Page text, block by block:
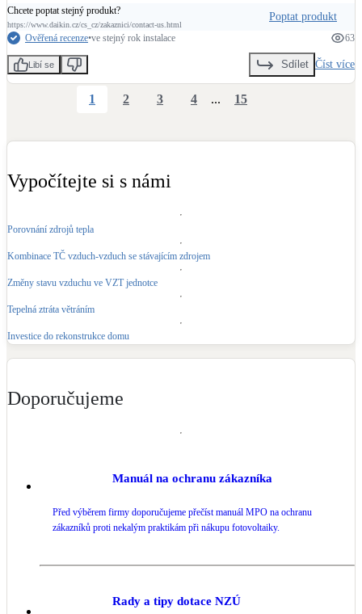
Chcete poptat stejný produkt?
https://www.daikin.cz/cs_cz/zakaznici/contact-us.html
Poptat produkt
Ověřená recenze•ve stejný rok instalace 63
Libí se Sdílet Číst více
1 2 3 4 ... 15
Vypočítejte si s námi
Porovnání zdrojů tepla
Kombinace TČ vzduch-vzduch se stávajícím zdrojem
Změny stavu vzduchu ve VZT jednotce
Tepelná ztráta větráním
Investice do rekonstrukce domu
Doporučujeme
Manuál na ochranu zákazníka
Před výběrem firmy doporučujeme přečíst manuál MPO na ochranu
zákazníků proti nekalým praktikám při nákupu fotovoltaiky.
Rady a tipy dotace NZÚ